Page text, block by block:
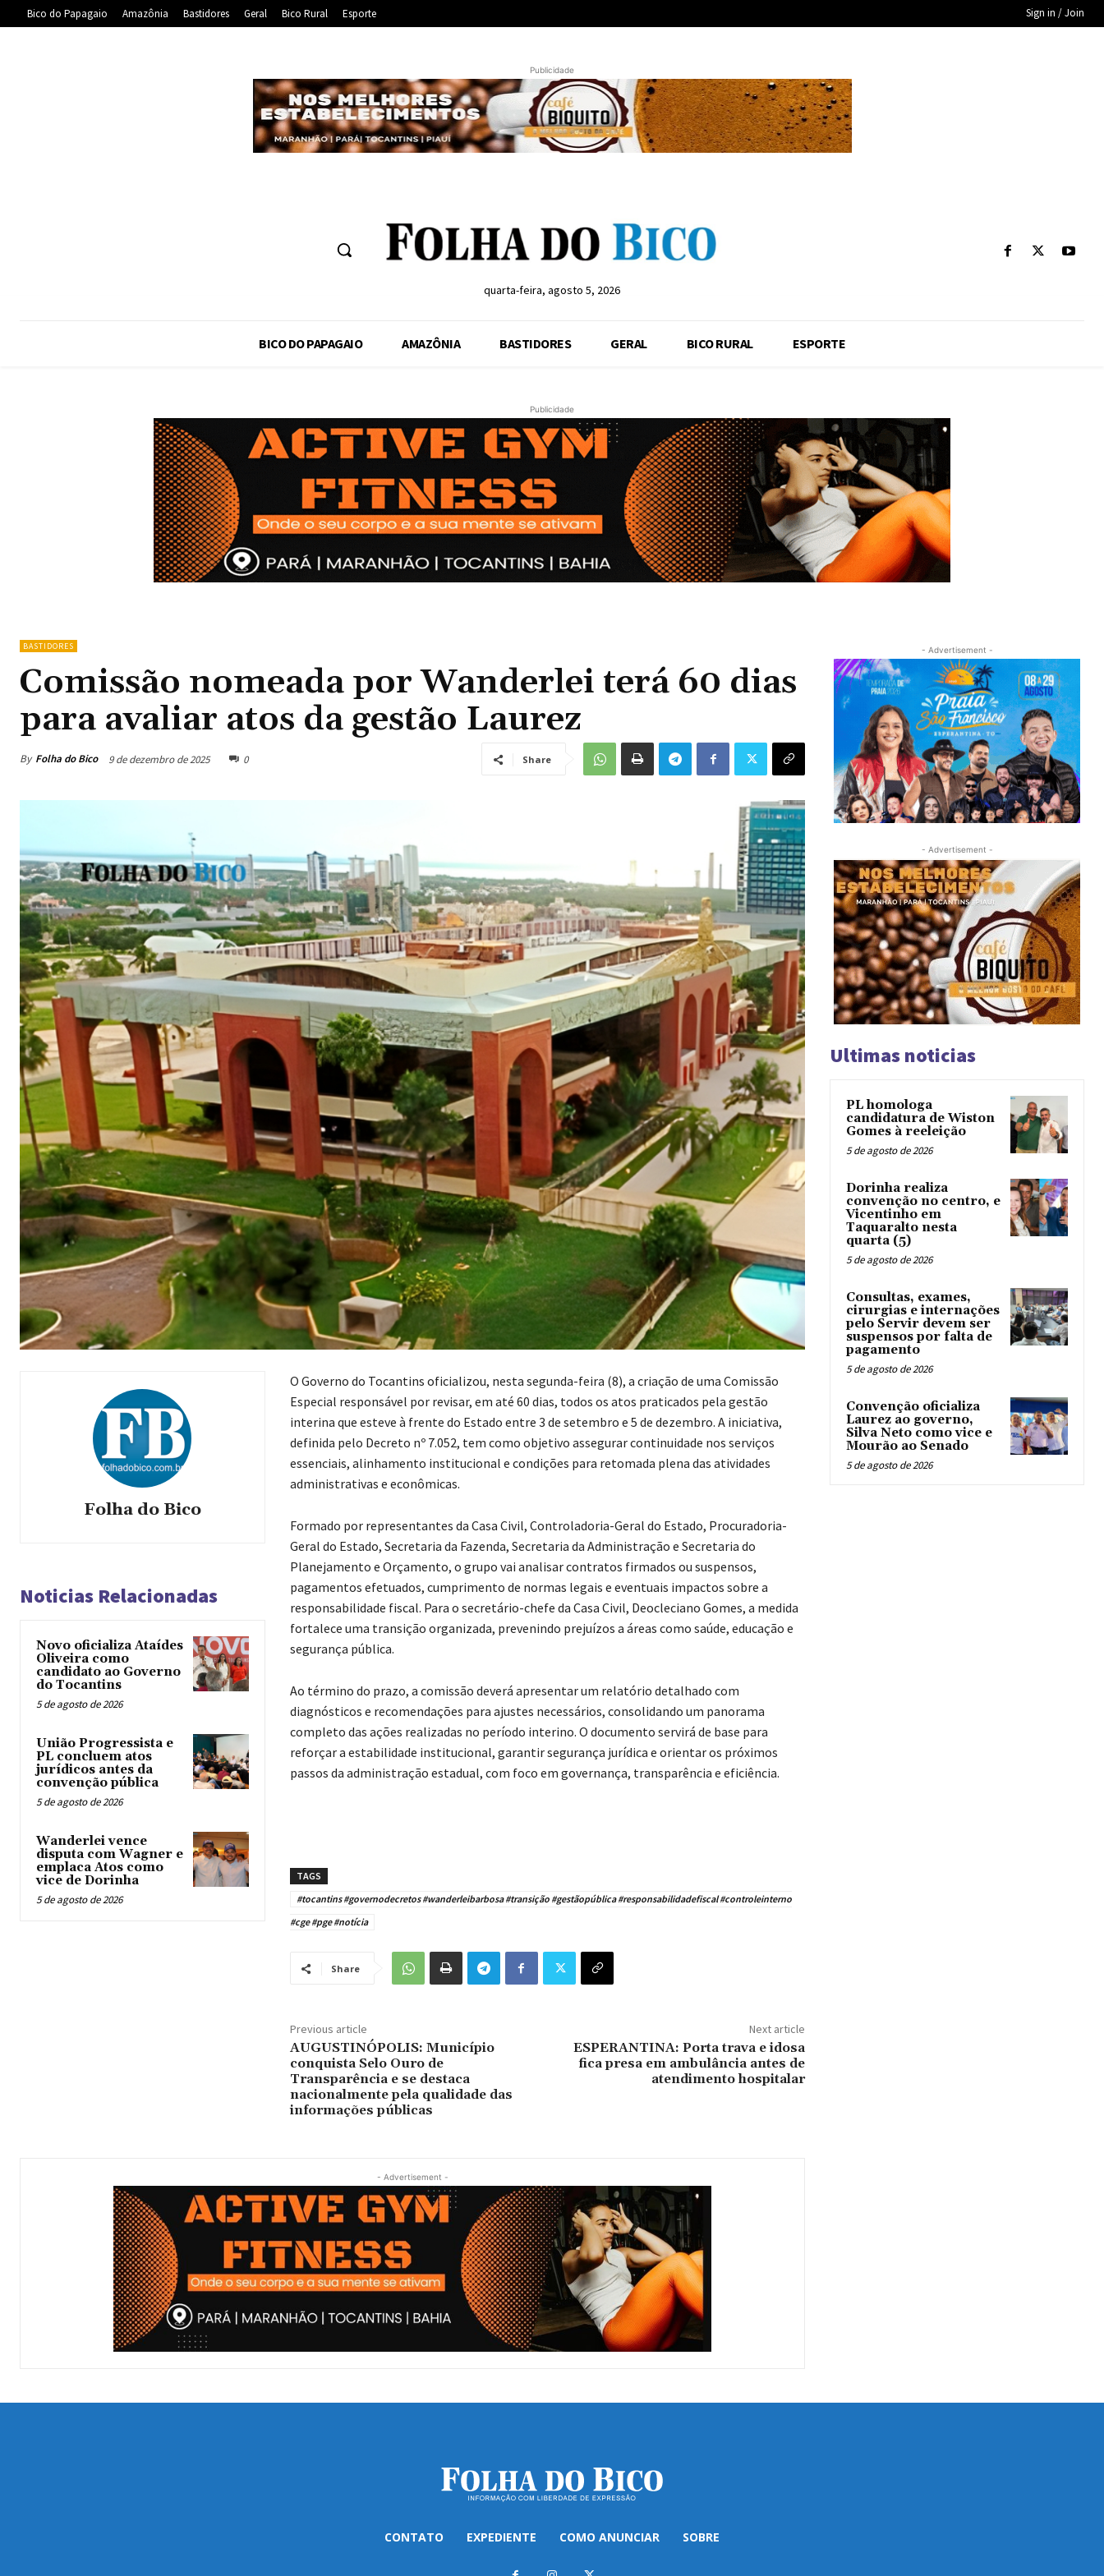
Bico do Papagaio Amazônia Bastidores Geral Bico Rural Esporte Sign in / Join
Publicidade
quarta-feira, agosto 5, 2026
BICO DO PAPAGAIO AMAZÔNIA BASTIDORES GERAL BICO RURAL ESPORTE
Publicidade
BASTIDORES
Comissão nomeada por Wanderlei terá 60 dias
para avaliar atos da gestão Laurez
By Folha do Bico 9 de dezembro de 2025 0 Share
Folha do Bico
Noticias Relacionadas
Novo oficializa Ataídes
Oliveira como
candidato ao Governo
do Tocantins
5 de agosto de 2026
União Progressista e
PL concluem atos
jurídicos antes da
convenção pública
5 de agosto de 2026
Wanderlei vence
disputa com Wagner e
emplaca Atos como
vice de Dorinha
5 de agosto de 2026
O Governo do Tocantins oficializou, nesta segunda-feira (8), a criação de uma Comissão
Especial responsável por revisar, em até 60 dias, todos os atos praticados pela gestão
interina que esteve à frente do Estado entre 3 de setembro e 5 de dezembro. A iniciativa,
definida pelo Decreto nº 7.052, tem como objetivo assegurar continuidade nos serviços
essenciais, alinhamento institucional e condições para retomada plena das atividades
administrativas e econômicas.
Formado por representantes da Casa Civil, Controladoria-Geral do Estado, Procuradoria-
Geral do Estado, Secretaria da Fazenda, Secretaria da Administração e Secretaria do
Planejamento e Orçamento, o grupo vai analisar contratos firmados ou suspensos,
pagamentos efetuados, cumprimento de normas legais e eventuais impactos sobre a
responsabilidade fiscal. Para o secretário-chefe da Casa Civil, Deocleciano Gomes, a medida
fortalece uma transição organizada, prevenindo prejuízos a áreas como saúde, educação e
segurança pública.
Ao término do prazo, a comissão deverá apresentar um relatório detalhado com
diagnósticos e recomendações para ajustes necessários, consolidando um panorama
completo das ações realizadas no período interino. O documento servirá de base para
reforçar a estabilidade institucional, garantir segurança jurídica e orientar os próximos
passos da administração estadual, com foco em governança, transparência e eficiência.
TAGS
#tocantins #governodecretos #wanderleibarbosa #transição #gestãopública #responsabilidadefiscal #controleinterno
#cge #pge #notícia
Share
Previous article
AUGUSTINÓPOLIS: Município
conquista Selo Ouro de
Transparência e se destaca
nacionalmente pela qualidade das
informações públicas
Next article
ESPERANTINA: Porta trava e idosa
fica presa em ambulância antes de
atendimento hospitalar
- Advertisement -
- Advertisement -
- Advertisement -
Ultimas noticias
PL homologa
candidatura de Wiston
Gomes à reeleição
5 de agosto de 2026
Dorinha realiza
convenção no centro, e
Vicentinho em
Taquaralto nesta
quarta (5)
5 de agosto de 2026
Consultas, exames,
cirurgias e internações
pelo Servir devem ser
suspensos por falta de
pagamento
5 de agosto de 2026
Convenção oficializa
Laurez ao governo,
Silva Neto como vice e
Mourão ao Senado
5 de agosto de 2026
CONTATO EXPEDIENTE COMO ANUNCIAR SOBRE